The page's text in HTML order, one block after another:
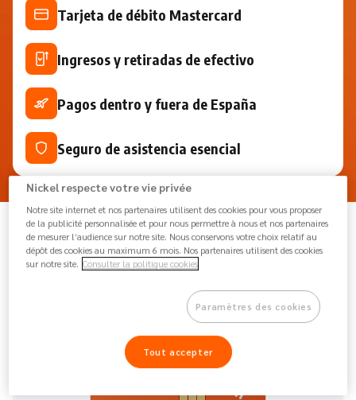
Tarjeta de débito Mastercard
Ingresos y retiradas de efectivo
Pagos dentro y fuera de España
Seguro de asistencia esencial
UNDISEÑOICÓNICO
La tarjeta clásica para tu día a día
Nickel respecte votre vie privée
Notre site internet et nos partenaires utilisent des cookies pour vous proposer
de la publicité personnalisée et pour nous permettre à nous et nos partenaires
de mesurer l’audience sur notre site. Nous conservons votre choix relatif au
dépôt des cookies au maximum 6 mois. Nos partenaires utilisent des cookies
sur notre site. Consulter la politique cookies
Paramètres des cookies
Tout accepter